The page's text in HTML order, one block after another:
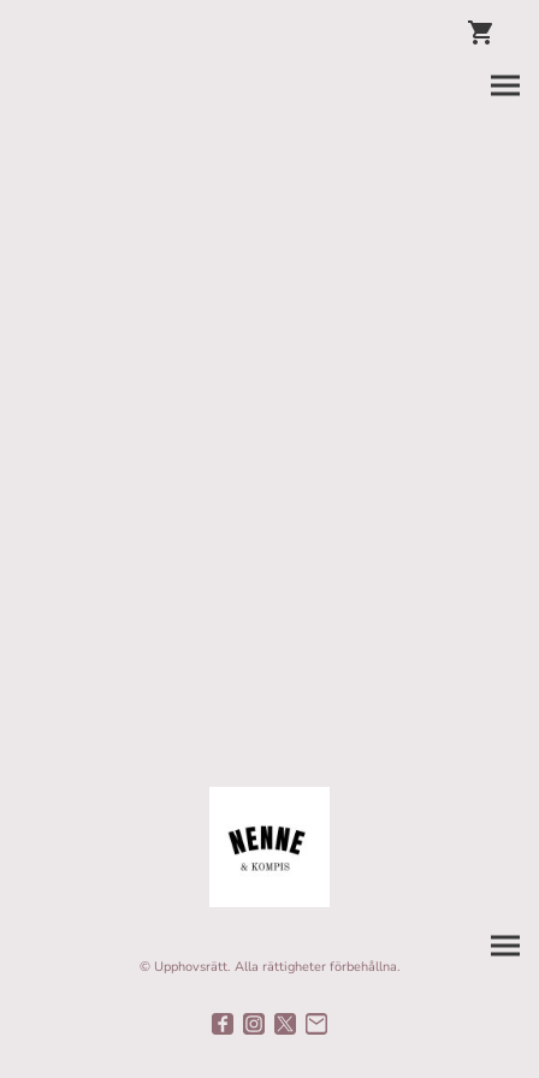
© Upphovsrätt. Alla rättigheter förbehållna.